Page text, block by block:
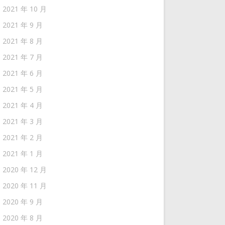
2021 年 10 月
2021 年 9 月
2021 年 8 月
2021 年 7 月
2021 年 6 月
2021 年 5 月
2021 年 4 月
2021 年 3 月
2021 年 2 月
2021 年 1 月
2020 年 12 月
2020 年 11 月
2020 年 9 月
2020 年 8 月